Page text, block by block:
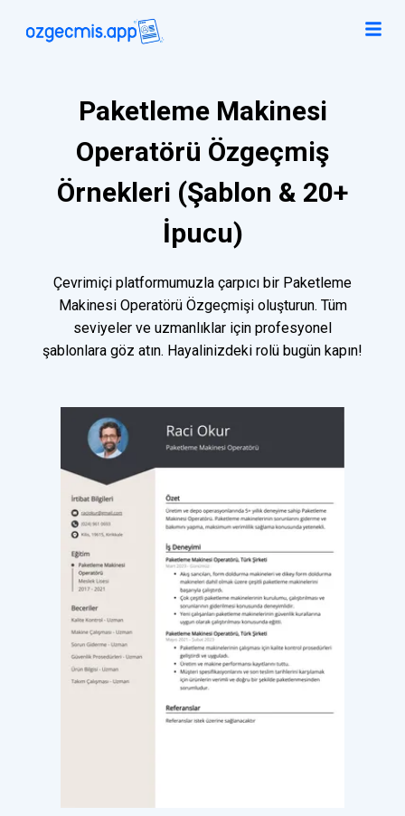
Paketleme Makinesi
Operatörü Özgeçmiş
Örnekleri (Şablon & 20+
İpucu)
Çevrimiçi platformumuzla çarpıcı bir Paketleme
Makinesi Operatörü Özgeçmişi oluşturun. Tüm
seviyeler ve uzmanlıklar için profesyonel
şablonlara göz atın. Hayalinizdeki rolü bugün kapın!